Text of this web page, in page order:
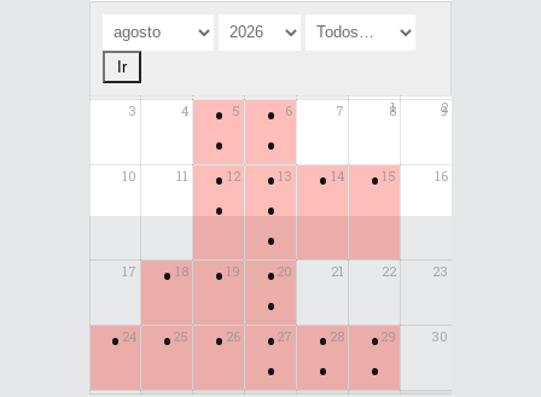
1 2
3 4 5
•
•
6
•
•
7 8 9
10 11 12
•
•
13
•
•
•
14
• 15
• 16
17 18
• 19
• 20
•
•
21 22 23
24
• 25
• 26
• 27
•
•
28
•
•
29
•
•
30